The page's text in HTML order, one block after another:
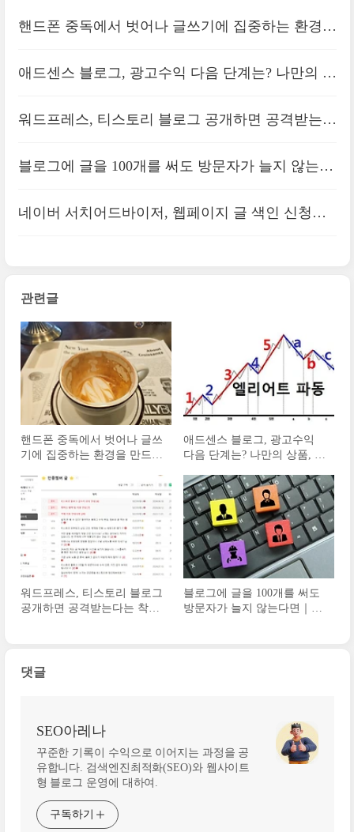
핸드폰 중독에서 벗어나 글쓰기에 집중하는 환경을
애드센스 블로그, 광고수익 다음 단계는? 나만의 상
워드프레스, 티스토리 블로그 공개하면 공격받는다
블로그에 글을 100개를 써도 방문자가 늘지 않는다
네이버 서치어드바이저, 웹페이지 글 색인 신청해
관련글
핸드폰 중독에서 벗어나 글쓰
기에 집중하는 환경을 만드는
애드센스 블로그, 광고수익
다음 단계는? 나만의 상품, 팔
워드프레스, 티스토리 블로그
공개하면 공격받는다는 착각
블로그에 글을 100개를 써도
방문자가 늘지 않는다면｜구
댓글
SEO아레나
꾸준한 기록이 수익으로 이어지는 과정을 공
유합니다. 검색엔진최적화(SEO)와 웹사이트
형 블로그 운영에 대하여.
구독하기